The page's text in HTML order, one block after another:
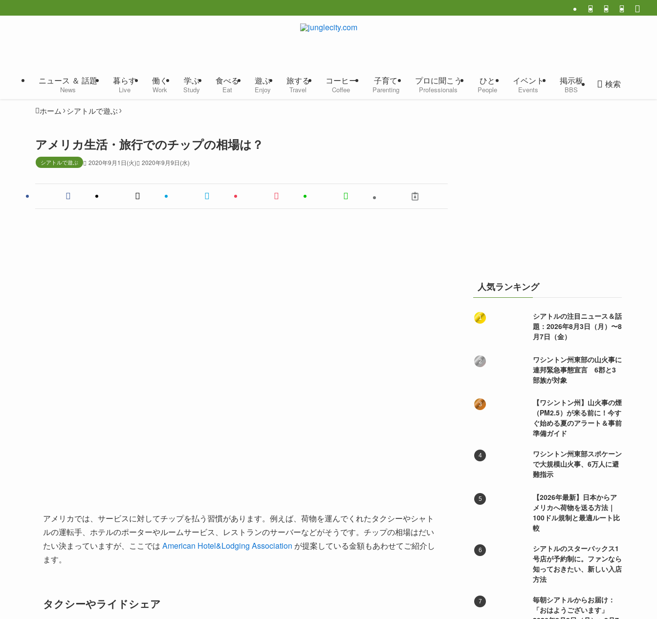
ニュース ＆ 話題
News
暮らす
Live
働く
Work
学ぶ
Study
食べる
Eat
遊ぶ
Enjoy
旅する
Travel
コーヒー
Coffee
子育て
Parenting
プロに聞こう
Professionals
ひと
People
イベント
Events
掲示板
BBS
検索
ホーム シアトルで遊ぶ
アメリカ生活・旅行でのチップの相場は？
シアトルで遊ぶ 2020年9月1日(火) 2020年9月9日(水)
アメリカでは、サービスに対してチップを払う習慣があります。例えば、荷物を運んでくれたタクシーやシャト
ルの運転手、ホテルのポーターやルームサービス、レストランのサーバーなどがそうです。チップの相場はだい
たい決まっていますが、ここでは American Hotel&Lodging Association が提案している金額もあわせてご紹介し
ます。
タクシーやライドシェア
人気ランキング
シアトルの注目ニュース＆話
題：2026年8月3日（月）〜8
月7日（金）
ワシントン州東部の山火事に
連邦緊急事態宣言 6郡と3
部族が対象
【ワシントン州】山火事の煙
（PM2.5）が来る前に！今す
ぐ始める夏のアラート＆事前
準備ガイド
ワシントン州東部スポケーン
で大規模山火事、6万人に避
難指示
【2026年最新】日本からア
メリカへ荷物を送る方法｜
100ドル規制と最適ルート比
較
シアトルのスターバックス1
号店が予約制に。ファンなら
知っておきたい、新しい入店
方法
毎朝シアトルからお届け：
「おはようございます」